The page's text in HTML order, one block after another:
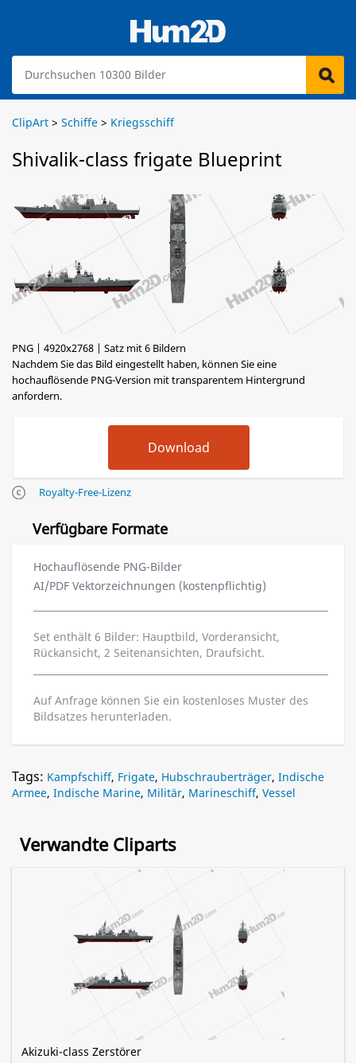
ClipArt > Schiffe > Kriegsschiff
Shivalik-class frigate Blueprint
PNG | 4920x2768 | Satz mit 6 Bildern
Nachdem Sie das Bild eingestellt haben, können Sie eine
hochauflösende PNG-Version mit transparentem Hintergrund
anfordern.
Royalty-Free-Lizenz
Verfügbare Formate
Hochauflösende PNG-Bilder
AI/PDF Vektorzeichnungen (kostenpflichtig)
Set enthält 6 Bilder: Hauptbild, Vorderansicht,
Rückansicht, 2 Seitenansichten, Draufsicht.
Auf Anfrage können Sie ein kostenloses Muster des
Bildsatzes herunterladen.
Tags: Kampfschiff, Frigate, Hubschrauberträger, Indische
Armee, Indische Marine, Militär, Marineschiff, Vessel
Verwandte Cliparts
Akizuki-class Zerstörer